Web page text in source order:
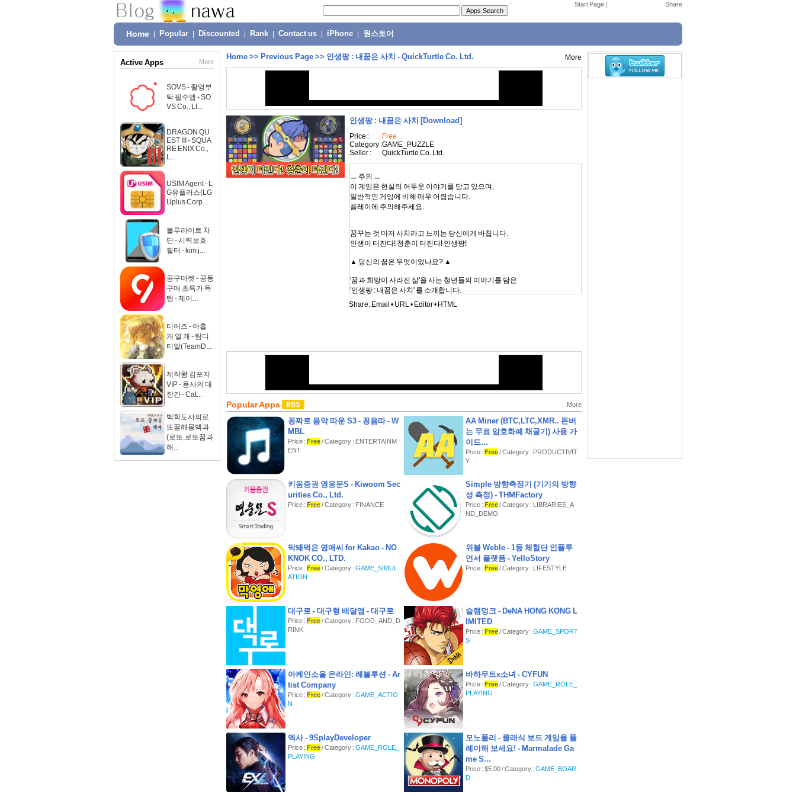
Start Page |
Home Popular Discounted Rank Contact us iPhone 원스토어
Active Apps More
SOVS - 촬영부
탁 필수앱 - SO
VS Co., Lt...
DRAGON QU
EST III - SQUA
RE ENIX Co.,
L...
USIM Agent - L
G유플러스(LG
Uplus Corp...
블루라이트 차
단 - 시력보호
필터 - kim j...
공구마켓 - 공동
구매 초특가 득
템 - 제이...
티어즈 - 아홉
개 열 개 - 팀디
티알(TeamD...
제작왕 김포지
VIP - 용사의 대
장간 - Cat...
백학도사의로
또꿈해몽백과
(로또,로또꿈과
해...
Home >> Previous Page >> 인생팡 : 내꿈은 사치 - QuickTurtle Co. Ltd. More
인생팡 : 내꿈은 사치 [Download]
Price :
Free
Category :GAME_PUZZLE
Seller :
QuickTurtle Co. Ltd.
ㅡ 주의 ㅡ
이 게임은 현실의 어두운 이야기를 담고 있으며,
일반적인 게임에 비해 매우 어렵습니다.
플레이에 주의해주세요.
꿈꾸는 것 마저 사치라고 느끼는 당신에게 바칩니다.
인생이 터진다! 청춘이 터진다! 인생팡!
▲ 당신의 꿈은 무엇이었나요? ▲
'꿈과 희망이 사라진 삶'을 사는 청년들의 이야기를 담은
'인생팡 : 내꿈은 사치' 를 소개합니다.
당신의 꿈은 '왜?' 사라지게 되었을까요?
◆ 서글픈 청년들의 자화상이 담긴 수많은 직업들이 당신을 기다리고 있습니
물론, 좋은 직업을 얻는 건 현실 만큼이나 쉽지 않습니다.
◆ 희노애락의 다양한 상황을 제시하는 운명카드는
게임을 더욱 흥미롭고, 예측할 수 없게 만듭니다.
◆ 한번 뿐인 인생! 지나가 버린 청춘! 인생팡에서 여러번 살아봅시다!
-----------------------------------------------
이메일로 문의주세요
quick_turtle@naver.com
Share: Email • URL• Editor• HTML
Popular Apps More
꽁짜로 음악 따운 S3 - 꽁음따 - W
MBL
Price : Free/ Category : ENTERTAINM
ENT
AA Miner (BTC,LTC,XMR.. 돈버
는 무료 암호화폐 채굴기) 사용 가
이드...
Price : Free/ Category : PRODUCTIVIT
Y
키움증권 영웅문S - Kiwoom Sec
urities Co., Ltd.
Price : Free/ Category : FINANCE
Simple 방향측정기 (기기의 방향
성 측정) - THMFactory
Price : Free/ Category : LIBRARIES_A
ND_DEMO
막돼먹은 영애씨 for Kakao - NO
KNOK CO., LTD.
Price : Free/ Category : GAME_SIMUL
ATION
위블 Weble - 1등 체험단 인플루
언서 플랫폼 - YelloStory
Price : Free/ Category : LIFESTYLE
대구로 - 대구형 배달앱 - 대구로
Price : Free/ Category : FOOD_AND_D
RINK
슬램덩크 - DeNA HONG KONG L
IMITED
Price : Free/ Category : GAME_SPORT
S
아케인소울 온라인: 레볼루션 - Ar
tist Company
Price : Free/ Category : GAME_ACTIO
N
바하무트x소녀 - CYFUN
Price : Free/ Category : GAME_ROLE_
PLAYING
엑사 - 9SplayDeveloper
Price : Free/ Category : GAME_ROLE_
PLAYING
모노폴리 - 클래식 보드 게임을 플
레이해 보세요! - Marmalade Ga
me S...
Price : $5.00 / Category : GAME_BOAR
D